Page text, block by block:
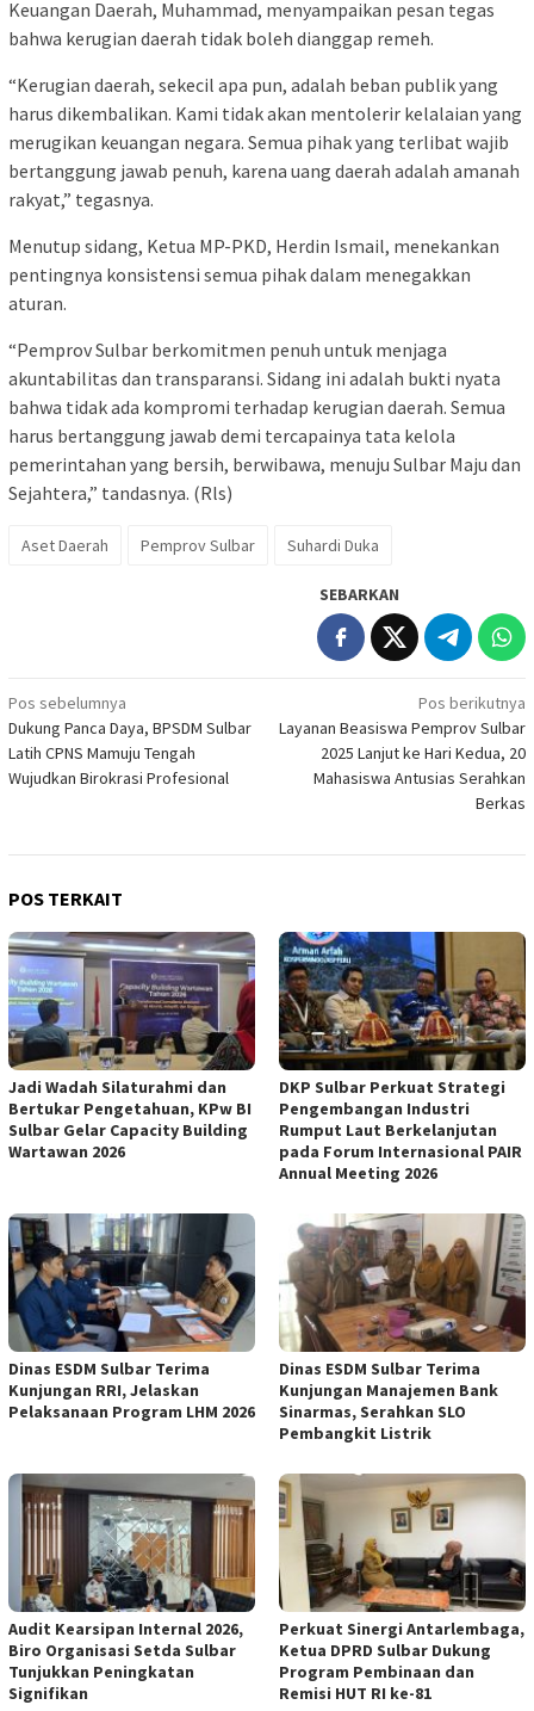
Keuangan Daerah, Muhammad, menyampaikan pesan tegas
bahwa kerugian daerah tidak boleh dianggap remeh.
“Kerugian daerah, sekecil apa pun, adalah beban publik yang
harus dikembalikan. Kami tidak akan mentolerir kelalaian yang
merugikan keuangan negara. Semua pihak yang terlibat wajib
bertanggung jawab penuh, karena uang daerah adalah amanah
rakyat,” tegasnya.
Menutup sidang, Ketua MP-PKD, Herdin Ismail, menekankan
pentingnya konsistensi semua pihak dalam menegakkan
aturan.
“Pemprov Sulbar berkomitmen penuh untuk menjaga
akuntabilitas dan transparansi. Sidang ini adalah bukti nyata
bahwa tidak ada kompromi terhadap kerugian daerah. Semua
harus bertanggung jawab demi tercapainya tata kelola
pemerintahan yang bersih, berwibawa, menuju Sulbar Maju dan
Sejahtera,” tandasnya. (Rls)
Aset Daerah Pemprov Sulbar Suhardi Duka
SEBARKAN
Navigasi
pos
Pos sebelumnya
Dukung Panca Daya, BPSDM Sulbar
Latih CPNS Mamuju Tengah
Wujudkan Birokrasi Profesional
Pos berikutnya
Layanan Beasiswa Pemprov Sulbar
2025 Lanjut ke Hari Kedua, 20
Mahasiswa Antusias Serahkan
Berkas
POS TERKAIT
Jadi Wadah Silaturahmi dan
Bertukar Pengetahuan, KPw BI
Sulbar Gelar Capacity Building
Wartawan 2026
DKP Sulbar Perkuat Strategi
Pengembangan Industri
Rumput Laut Berkelanjutan
pada Forum Internasional PAIR
Annual Meeting 2026
Dinas ESDM Sulbar Terima
Kunjungan RRI, Jelaskan
Pelaksanaan Program LHM 2026
Dinas ESDM Sulbar Terima
Kunjungan Manajemen Bank
Sinarmas, Serahkan SLO
Pembangkit Listrik
Audit Kearsipan Internal 2026,
Biro Organisasi Setda Sulbar
Tunjukkan Peningkatan
Signifikan
Perkuat Sinergi Antarlembaga,
Ketua DPRD Sulbar Dukung
Program Pembinaan dan
Remisi HUT RI ke-81